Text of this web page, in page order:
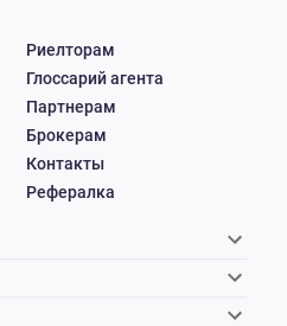
Риелторам
Глоссарий агента
Партнерам
Брокерам
Контакты
Рефералка